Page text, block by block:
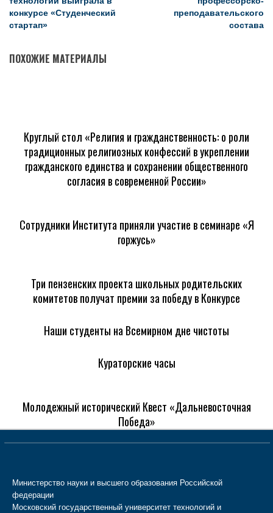
конкурсе «Студенческий
стартап»
преподавательского
состава
ПОХОЖИЕ МАТЕРИАЛЫ
Круглый стол «Религия и гражданственность: о роли
традиционных религиозных конфессий в укреплении
гражданского единства и сохранении общественного
согласия в современной России»
Сотрудники Института приняли участие в семинаре «Я
горжусь»
Три пензенских проекта школьных родительских
комитетов получат премии за победу в Конкурсе
Наши студенты на Всемирном дне чистоты
Кураторские часы
Молодежный исторический Квест «Дальневосточная
Победа»
Министерство науки и высшего образования Российской
федерации
Московский государственный университет технологий и